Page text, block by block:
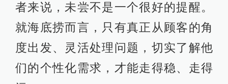
者来说，未尝不是一个很好的提醒。
就海底捞而言，只有真正从顾客的角
度出发、灵活处理问题，切实了解他
们的个性化需求，才能走得稳、走得